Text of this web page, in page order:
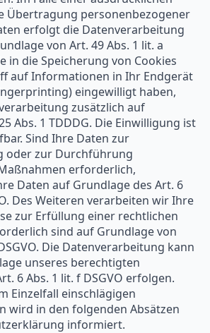
Übertragung personenbezogener
erfolgt die Datenverarbeitung
von Art. 49 Abs. 1 lit. a
in die Speicherung von Cookies
auf Informationen in Ihr Endgerät
eingewilligt haben,
zusätzlich auf
Abs. 1 TDDDG. Die Einwilligung ist
Sind Ihre Daten zur
oder zur Durchführung
erforderlich,
Daten auf Grundlage des Art. 6
Des Weiteren verarbeiten wir Ihre
zur Erfüllung einer rechtlichen
sind auf Grundlage von
Die Datenverarbeitung kann
unseres berechtigten
6 Abs. 1 lit. f DSGVO erfolgen.
Einzelfall einschlägigen
wird in den folgenden Absätzen
informiert.